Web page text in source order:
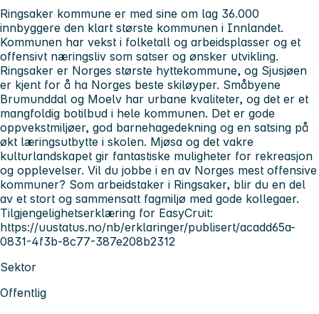
Ringsaker kommune er med sine om lag 36.000
innbyggere den klart største kommunen i Innlandet.
Kommunen har vekst i folketall og arbeidsplasser og et
offensivt næringsliv som satser og ønsker utvikling.
Ringsaker er Norges største hyttekommune, og Sjusjøen
er kjent for å ha Norges beste skiløyper. Småbyene
Brumunddal og Moelv har urbane kvaliteter, og det er et
mangfoldig botilbud i hele kommunen. Det er gode
oppvekstmiljøer, god barnehagedekning og en satsing på
økt læringsutbytte i skolen. Mjøsa og det vakre
kulturlandskapet gir fantastiske muligheter for rekreasjon
og opplevelser. Vil du jobbe i en av Norges mest offensive
kommuner? Som arbeidstaker i Ringsaker, blir du en del
av et stort og sammensatt fagmiljø med gode kollegaer.
Tilgjengelighetserklæring for EasyCruit:
https://uustatus.no/nb/erklaringer/publisert/acadd65a-
0831-4f3b-8c77-387e208b2312
Sektor
Offentlig